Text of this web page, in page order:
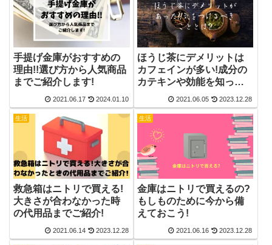
手提げ金庫がおすすめの
理由!!選び方から人気商品
までご紹介します!
2021.06.17 2024.01.10
ほうじ茶にデメリットは
カフェインが多い!成分の
カテキンや効能を知って
上手に飲もう♪ほうじ茶ラ
テの作り方も合わせてご
紹介!
2021.06.05 2023.12.28
生活
救急箱はニトリで買える!
大きさが合わなかった時
の代用品までご紹介!
2021.06.14 2023.12.28
生活
金庫はニトリで買えるの?
もしものために今から備
えておこう!
2021.06.16 2023.12.28